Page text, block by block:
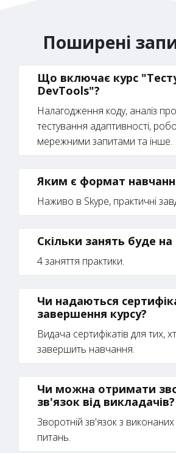
Поширені
Що включає курс
DevTools"?
Налагодження коду, аналіз
тестування адаптивності,
мережними запитами та інше.
Яким є формат
Наживо в Skype, практичні
Скільки занять буде на
4 заняття практики.
Чи надаються
завершення курсу?
Видача сертифікатів для тих,
завершить навчання.
Чи можна отримати
зв'язок від викладачів?
Зворотній зв'язок з
питань.